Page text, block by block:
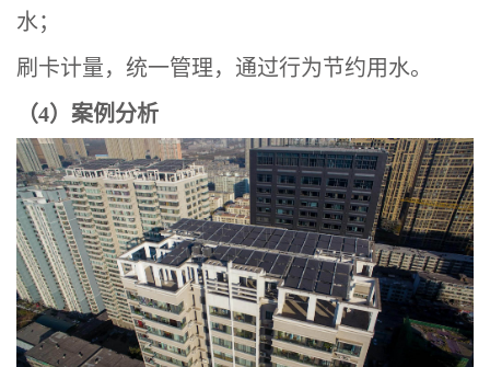
水；
刷卡计量，统一管理，通过行为节约用水。
（4）案例分析